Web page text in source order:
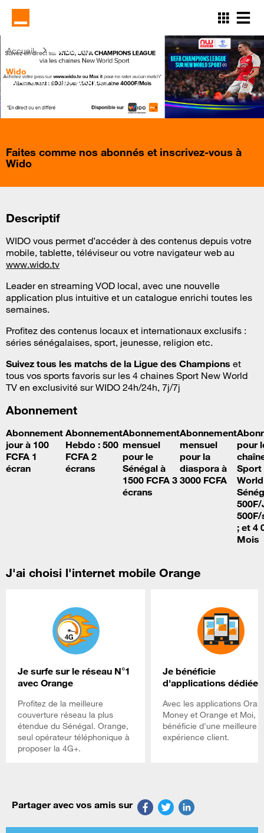
Aller
contenu
principal
Accueil
Actualités
Wido
Merci à tous nos abonnés !
Faites comme nos abonnés et inscrivez-vous à
Wido
Descriptif
WIDO vous permet d’accéder à des contenus depuis votre
mobile, tablette, téléviseur ou votre navigateur web au
www.wido.tv
Leader en streaming VOD local, avec une nouvelle
application plus intuitive et un catalogue enrichi toutes les
semaines.
Profitez des contenus locaux et internationaux exclusifs :
séries sénégalaises, sport, jeunesse, religion etc.
Suivez tous les matchs de la Ligue des Champions et
tous vos sports favoris sur les 4 chaines Sport New World
TV en exclusivité sur WIDO 24h/24h, 7j/7j
Abonnement
Abonnement
jour à 100
FCFA 1
écran
Abonnement
Hebdo : 500
FCFA 2
écrans
Abonnement
mensuel
pour le
Sénégal à
1500 FCFA 3
écrans
Abonnement
mensuel
pour la
diaspora à
3000 FCFA
pour
Sport
; et 4
Mois
J'ai choisi l'internet mobile Orange
Je surfe sur le réseau N°1
avec Orange
Profitez de la meilleure
couverture réseau la plus
étendue du Sénégal. Orange,
seul opérateur téléphonique à
proposer la 4G+.
Je bénéficie
d'applications dédiées
Avec les applications
Money et Orange et Moi, je
bénéficie d'une meilleure
expérience client.
Partager avec vos amis sur